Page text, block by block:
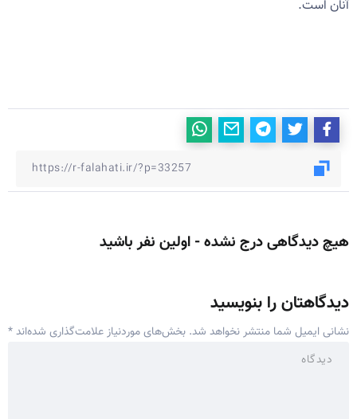
آنان است.
هیچ دیدگاهی درج نشده - اولین نفر باشید
دیدگاهتان را بنویسید
نشانی ایمیل شما منتشر نخواهد شد. بخش‌های موردنیاز علامت‌گذاری شده‌اند*